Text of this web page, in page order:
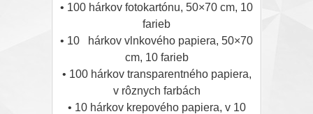
• 100 hárkov fotokartónu, 50×70 cm, 10
farieb
• 10 hárkov vlnkového papiera, 50×70
cm, 10 farieb
• 100 hárkov transparentného papiera,
v rôznych farbách
• 10 hárkov krepového papiera, v 10